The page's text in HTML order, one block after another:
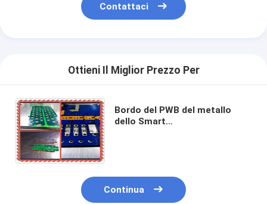
Contattaci
Ottieni Il Miglior Prezzo Per
Bordo del PWB del metallo
dello Smart
Continua